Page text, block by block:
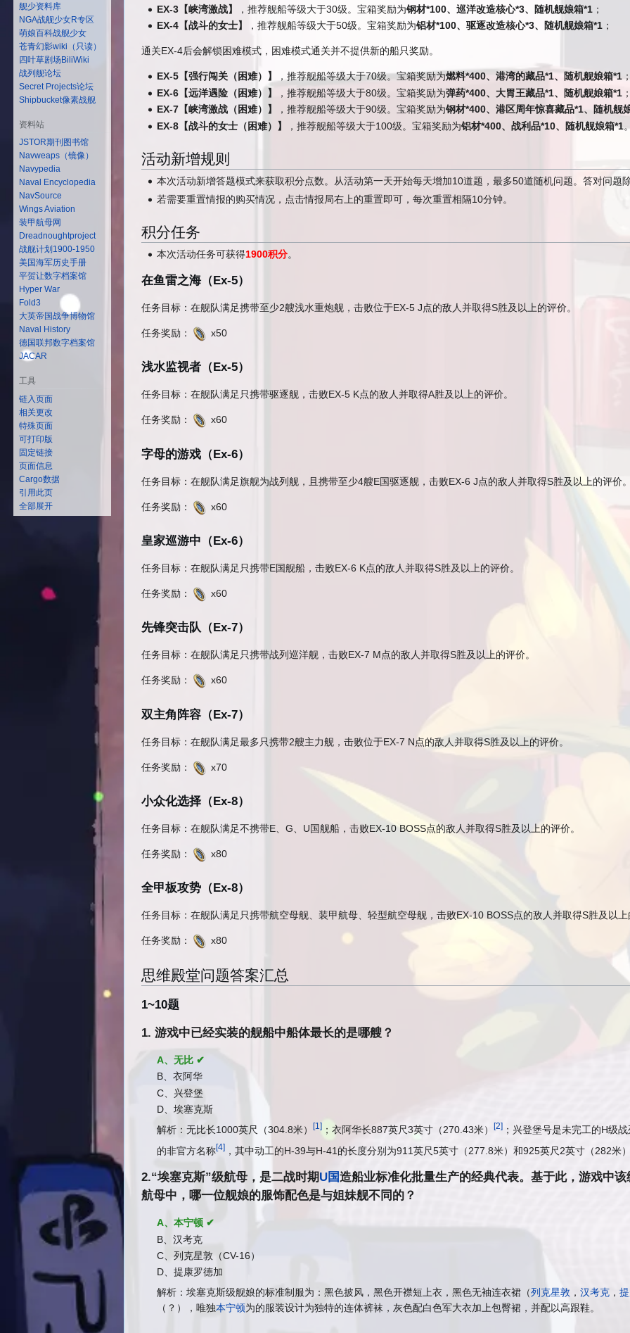
EX-3【峡湾激战】
，推荐舰船等级大于30级。宝箱奖励为钢材*100、巡洋改造核心*3、随机舰娘箱*1 ；
EX-4【战斗的女士】
，推荐舰船等级大于50级。宝箱奖励为铝材*100、驱逐改造核心*3、随机舰娘箱*1 ；
通关EX-4后会解锁困难模式，困难模式通关并不提供新的船只奖励。
EX-5【强行闯关（困难）】 ，推荐舰船等级大于70级。宝箱奖励为燃料*400、港湾的藏品*1、随机舰娘箱*1
EX-6【远洋遇险（困难）】
，推荐舰船等级大于80级。宝箱奖励为弹药*400、大胃王藏品*1、随机舰娘箱*1
EX-7【峡湾激战（困难）】
，推荐舰船等级大于90级。宝箱奖励为钢材*400、港区周年惊喜藏品*1、随机舰
EX-8【战斗的女士（困难）】
，推荐舰船等级大于100级。宝箱奖励为铝材*400、战利品*10、随机舰娘箱*1
活动新增规则
本次活动新增答题模式来获取积分点数。从活动第一天开始每天增加10道题，最多50道随机问题。答对问题
若需要重置情报的购买情况，点击情报局右上的重置即可，每次重置相隔10分钟。
积分任务
本次活动任务可获得1900积分。
在鱼雷之海（Ex-5）
任务目标：在舰队满足携带至少2艘浅水重炮舰，击败位于EX-5 J点的敌人并取得S胜及以上的评价。
任务奖励： x50
浅水监视者（Ex-5）
任务目标：在舰队满足只携带驱逐舰，击败EX-5 K点的敌人并取得A胜及以上的评价。
任务奖励： x60
字母的游戏（Ex-6）
任务目标：在舰队满足旗舰为战列舰，且携带至少4艘E国驱逐舰，击败EX-6 J点的敌人并取得S胜及以上的评价
任务奖励： x60
皇家巡游中（Ex-6）
任务目标：在舰队满足只携带E国舰船，击败EX-6 K点的敌人并取得S胜及以上的评价。
任务奖励： x60
先锋突击队（Ex-7）
任务目标：在舰队满足只携带战列巡洋舰，击败EX-7 M点的敌人并取得S胜及以上的评价。
任务奖励： x60
双主角阵容（Ex-7）
任务目标：在舰队满足最多只携带2艘主力舰，击败位于EX-7 N点的敌人并取得S胜及以上的评价。
任务奖励： x70
小众化选择（Ex-8）
任务目标：在舰队满足不携带E、G、U国舰船，击败EX-10 BOSS点的敌人并取得S胜及以上的评价。
任务奖励： x80
全甲板攻势（Ex-8）
任务目标：在舰队满足只携带航空母舰、装甲航母、轻型航空母舰，击败EX-10 BOSS点的敌人并取得S胜及以
任务奖励： x80
思维殿堂问题答案汇总
1~10题
1. 游戏中已经实装的舰船中船体最长的是哪艘？
A、无比 ✔
B、衣阿华
C、兴登堡
D、埃塞克斯
解析：无比长1000英尺（304.8米）[1] ；衣阿华长887英尺3英寸（270.43米）[2] ；兴登堡号是未完工的H级
的非官方名称[4] ，其中动工的H-39与H-41的长度分别为911英尺5英寸（277.8米）和925英尺2英寸（282米
2.“埃塞克斯”级航母，是二战时期U国造船业标准化批量生产的经典代表。基于此，游戏中
航母中，哪一位舰娘的服饰配色是与姐妹舰不同的？
A、本宁顿 ✔
B、汉考克
C、列克星敦（CV-16）
D、提康罗德加
解析：埃塞克斯级舰娘的标准制服为：黑色披风，黑色开襟短上衣，黑色无袖连衣裙（列克星敦 ，汉考克 ，
（？），唯独本宁顿为的服装设计为独特的连体裤袜，灰色配白色军大衣加上包臀裙，并配以高跟鞋。
舰少资料库
NGA战舰少女R专区
萌娘百科战舰少女
苍青幻影wiki（只读）
四叶草剧场BiliWiki
战列舰论坛
Secret Projects论坛
Shipbucket像素战舰
资料站
JSTOR期刊图书馆
Navweaps（镜像）
Navypedia
Naval Encyclopedia
NavSource
Wings Aviation
装甲航母网
Dreadnoughtproject
战舰计划1900-1950
美国海军历史手册
平贺让数字档案馆
Hyper War
Fold3
大英帝国战争博物馆
Naval History
德国联邦数字档案馆
JACAR
工具
链入页面
相关更改
特殊页面
可打印版
固定链接
页面信息
Cargo数据
引用此页
全部展开